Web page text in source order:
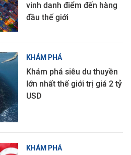
vinh danh điểm đến hàng
đầu thế giới
KHÁM PHÁ
Khám phá siêu du thuyền
lớn nhất thế giới trị giá 2 tỷ
USD
KHÁM PHÁ